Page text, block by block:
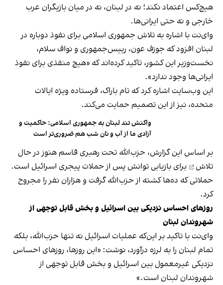
هیچ‌کس اعتماد نکند؛ نه در لبنان، نه در میان بازیگران عرب
خارجی و نه حتی ایرانی‌ها.
وای‌نت با اشاره به تلاش جمهوری اسلامی برای نفوذ دوباره در
لبنان افزود که جوزف عون، رییس‌جمهوری و نواف سلام،
نخست‌وزیر این کشور، تاکید کرده‌اند که «هیچ منفذی برای نفوذ
ایرانی‌ها وجود ندارد».
این وب‌سایت اشاره کرد که تام باراک، فرستاده ویژه ایالات
متحده، نیز از این تصمیم حمایت می‌کند.
واکنش تند لبنان به جمهوری اسلامی: حاکمیت و
آزادی ما از آب و نان شب هم ضروری‌تر است
بر اساس این گزارش، حزب‌الله تحت رهبری قاسم هنوز در حال
تلاش
برای بازیابی توانش پس از حملات پیجری اسرائیل است.
حملاتی که ده‌ها کشته از حزب‌الله گرفت و هزاران نفر را مجروح
کرد.
روزهای احساس نزدیکی بین اسرائیل و بخش قابل توجهی از
شهروندان لبنان
وای‌نت با تاکید بر این‌که عملیات اسرائیل نه تنها حزب‌الله، بلکه
تمام لبنان را به لرزه درآورد، نوشت: «این روزها، روزهای احساس
نزدیکی غیرمعمول بین اسرائیل و بخش قابل توجهی از
شهروندان لبنان است.»